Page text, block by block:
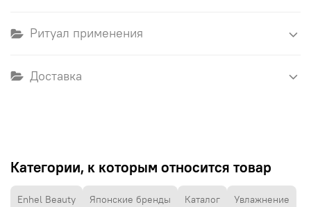
Ритуал применения
Доставка
Категории, к которым относится товар
Enhel Beauty Японские бренды Каталог Увлажнение